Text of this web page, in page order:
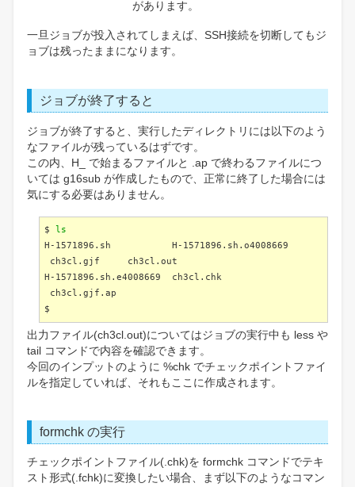
があります。
一旦ジョブが投入されてしまえば、SSH接続を切断してもジ
ョブは残ったままになります。
ジョブが終了すると
ジョブが終了すると、実行したディレクトリには以下のよう
なファイルが残っているはずです。
この内、H_ で始まるファイルと .ap で終わるファイルにつ
いては g16sub が作成したもので、正常に終了した場合には
気にする必要はありません。
$ ls
H-1571896.sh H-1571896.sh.o4008669
ch3cl.gjf ch3cl.out
H-1571896.sh.e4008669 ch3cl.chk
ch3cl.gjf.ap
$
出力ファイル(ch3cl.out)についてはジョブの実行中も less や
tail コマンドで内容を確認できます。
今回のインプットのように %chk でチェックポイントファイ
ルを指定していれば、それもここに作成されます。
formchk の実行
チェックポイントファイル(.chk)を formchk コマンドでテキ
スト形式(.fchk)に変換したい場合、まず以下のようなコマン